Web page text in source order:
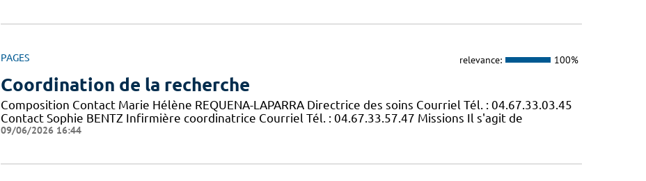
PAGES relevance: 100%
Coordination de la recherche
Composition Contact Marie Hélène REQUENA-LAPARRA Directrice des soins Courriel Tél. : 04.67.33.03.45
Contact Sophie BENTZ Infirmière coordinatrice Courriel Tél. : 04.67.33.57.47 Missions Il s'agit de
09/06/2026 16:44